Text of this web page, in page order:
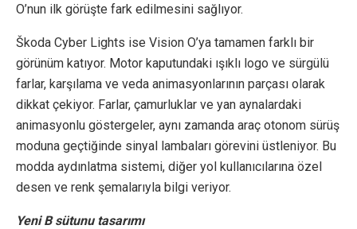
O’nun ilk görüşte fark edilmesini sağlıyor.
Škoda Cyber Lights ise Vision O’ya tamamen farklı bir
görünüm katıyor. Motor kaputundaki ışıklı logo ve sürgülü
farlar, karşılama ve veda animasyonlarının parçası olarak
dikkat çekiyor. Farlar, çamurluklar ve yan aynalardaki
animasyonlu göstergeler, aynı zamanda araç otonom sürüş
moduna geçtiğinde sinyal lambaları görevini üstleniyor. Bu
modda aydınlatma sistemi, diğer yol kullanıcılarına özel
desen ve renk şemalarıyla bilgi veriyor.
Yeni B sütunu tasarımı